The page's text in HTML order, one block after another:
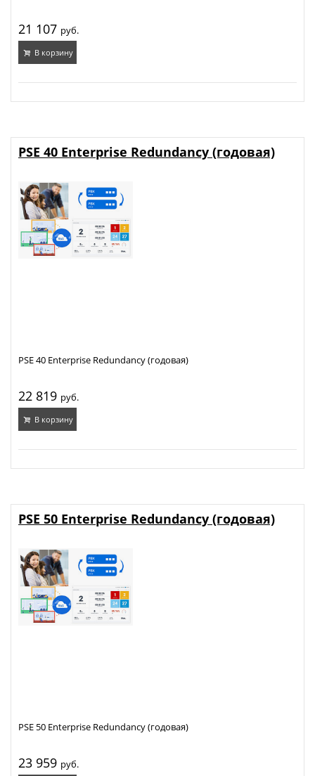
21 107 руб.
В корзину
22 819 руб.
В корзину
PSE 40 Enterprise Redundancy (годовая)
PSE 40 Enterprise Redundancy (годовая)
23 959 руб.
PSE 50 Enterprise Redundancy (годовая)
PSE 50 Enterprise Redundancy (годовая)